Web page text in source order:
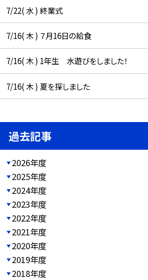
7/22( 水 ) 終業式
7/16( 木 ) ７月16日の給食
7/16( 木 ) 1年生 水遊びをしました！
7/16( 木 ) 夏を探しました
過去記事
2026年度
2025年度
2024年度
2023年度
2022年度
2021年度
2020年度
2019年度
2018年度